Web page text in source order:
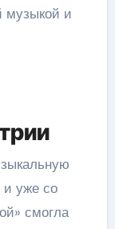
музыкой и
и уже со
смогла